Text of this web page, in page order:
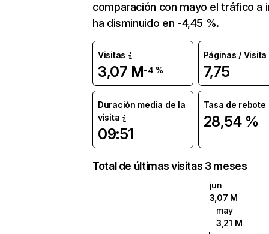
comparación con mayo el tráfico a
ha disminuido en -4,45 %.
Visitas
3,07 M-4 %
Páginas / Visita
7,75
Duración media de la
visita
09:51
Tasa de rebote
28,54 %
Total de últimas visitas 3 meses
jun
3,07 M
may
3,21 M